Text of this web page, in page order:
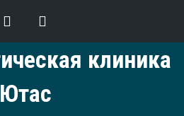
клиника
Ютас